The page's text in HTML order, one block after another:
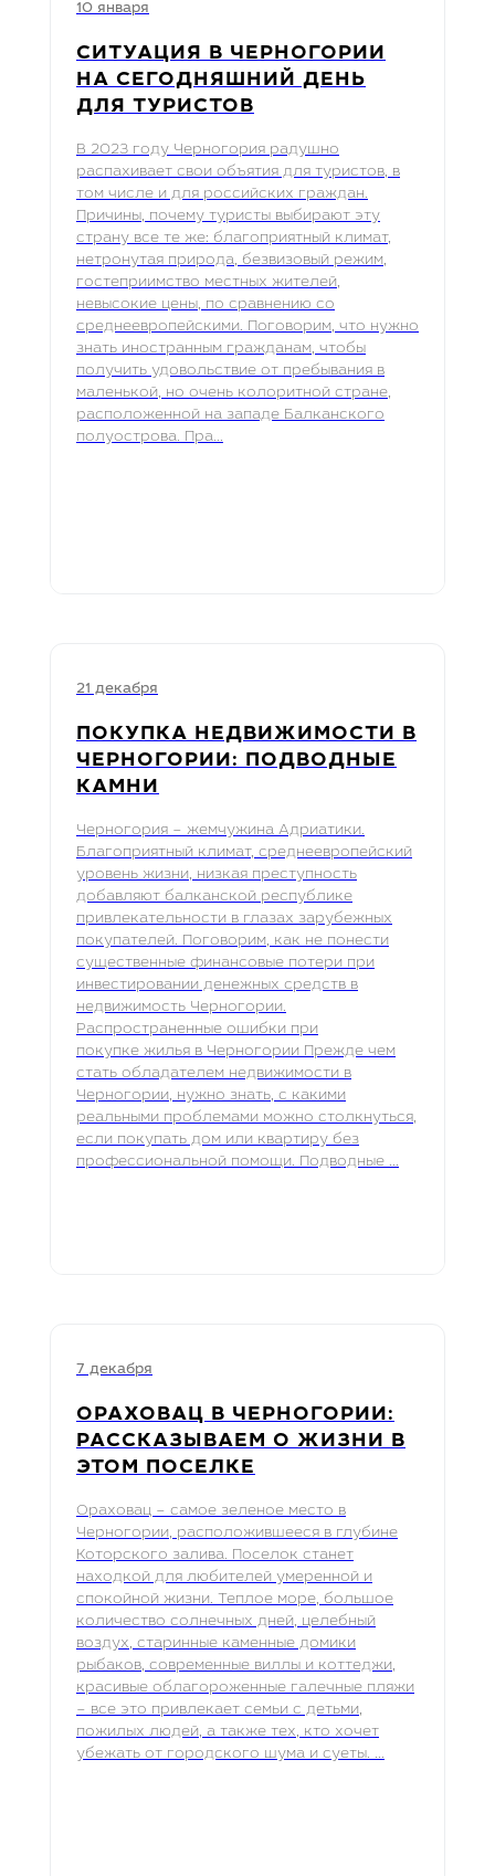
10 января
СИТУАЦИЯ В ЧЕРНОГОРИИ
НА СЕГОДНЯШНИЙ ДЕНЬ
ДЛЯ ТУРИСТОВ
В 2023 году Черногория радушно
распахивает свои объятия для туристов, в
том числе и для российских граждан.
Причины, почему туристы выбирают эту
страну все те же: благоприятный климат,
нетронутая природа, безвизовый режим,
гостеприимство местных жителей,
невысокие цены, по сравнению со
среднеевропейскими. Поговорим, что нужно
знать иностранным гражданам, чтобы
получить удовольствие от пребывания в
маленькой, но очень колоритной стране,
расположенной на западе Балканского
полуострова. Пра...
21 декабря
ПОКУПКА НЕДВИЖИМОСТИ В
ЧЕРНОГОРИИ: ПОДВОДНЫЕ
КАМНИ
Черногория – жемчужина Адриатики.
Благоприятный климат, среднеевропейский
уровень жизни, низкая преступность
добавляют балканской республике
привлекательности в глазах зарубежных
покупателей. Поговорим, как не понести
существенные финансовые потери при
инвестировании денежных средств в
недвижимость Черногории.
Распространенные ошибки при
покупке жилья в Черногории Прежде чем
стать обладателем недвижимости в
Черногории, нужно знать, с какими
реальными проблемами можно столкнуться,
если покупать дом или квартиру без
профессиональной помощи. Подводные ...
7 декабря
ОРАХОВАЦ В ЧЕРНОГОРИИ:
РАССКАЗЫВАЕМ О ЖИЗНИ В
ЭТОМ ПОСЕЛКЕ
Ораховац – самое зеленое место в
Черногории, расположившееся в глубине
Которского залива. Поселок станет
находкой для любителей умеренной и
спокойной жизни. Теплое море, большое
количество солнечных дней, целебный
воздух, старинные каменные домики
рыбаков, современные виллы и коттеджи,
красивые облагороженные галечные пляжи
– все это привлекает семьи с детьми,
пожилых людей, а также тех, кто хочет
убежать от городского шума и суеты. ...